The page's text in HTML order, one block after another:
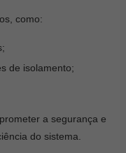
como:
de isolamento;
a segurança e
do sistema.